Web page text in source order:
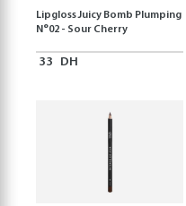
Lipgloss Juicy Bomb Plumping
N°02 - Sour Cherry
33 DH